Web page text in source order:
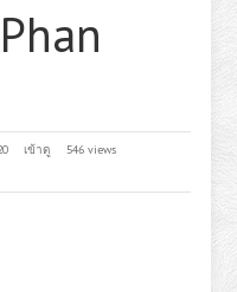
เข้าดู
546 views